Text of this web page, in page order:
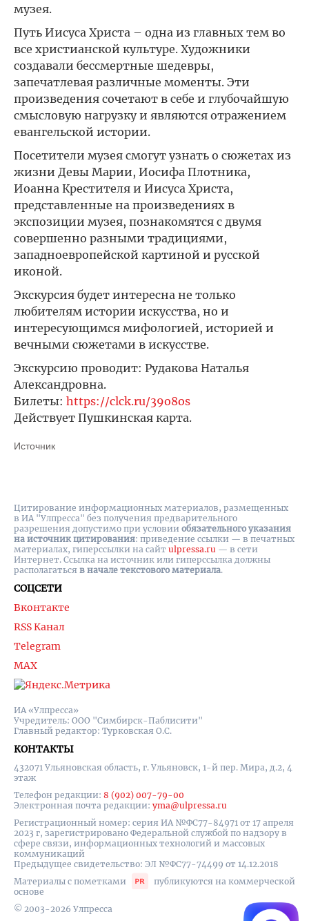
музея.
Путь Иисуса Христа – одна из главных тем во
все христианской культуре. Художники
создавали бессмертные шедевры,
запечатлевая различные моменты. Эти
произведения сочетают в себе и глубочайшую
смысловую нагрузку и являются отражением
евангельской истории.
Посетители музея смогут узнать о сюжетах из
жизни Девы Марии, Иосифа Плотника,
Иоанна Крестителя и Иисуса Христа,
представленные на произведениях в
экспозиции музея, познакомятся с двумя
совершенно разными традициями,
западноевропейской картиной и русской
иконой.
Экскурсия будет интересна не только
любителям истории искусства, но и
интересующимся мифологией, историей и
вечными сюжетами в искусстве.
Экскурсию проводит: Рудакова Наталья
Александровна.
Билеты: https://clck.ru/39o8os
Действует Пушкинская карта.
Источник
ИА «Улпресса»
Учредитель: ООО "Симбирск-Паблисити"
Главный редактор: Турковская О.С.
КОНТАКТЫ
432071 Ульяновская область, г. Ульяновск, 1-й пер. Мира, д.2, 4
этаж
Телефон редакции: 8 (902) 007-79-00
Электронная почта редакции: yma@ulpressa.ru
Регистрационный номер: серия ИА №ФС77-84971 от 17 апреля
2023 г, зарегистрировано Федеральной службой по надзору в
сфере связи, информационных технологий и массовых
коммуникаций
Предыдущее свидетельство: ЭЛ №ФС77-74499 от 14.12.2018
Материалы с пометками
публикуются на коммерческой
основе
© 2003-2026 Улпресса
СОЦСЕТИ
Вконтакте
RSS Канал
Telegram
MAX
Цитирование информационных материалов, размещенных
в ИА "Улпресса" без получения предварительного
разрешения допустимо при условии обязательного указания
на источник цитирования: приведение ссылки — в печатных
материалах, гиперссылки на cайт ulpressa.ru — в сети
Интернет. Ссылка на источник или гиперссылка должны
располагаться в начале текстового материала.